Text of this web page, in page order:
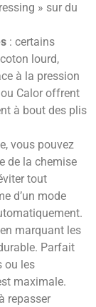
» sur du
: certains
lourd,
à la pression
Calor offrent
à bout des plis
vous pouvez
de la chemise
tout
d’un mode
marquant les
Parfait
ou les
maximale.
repasser